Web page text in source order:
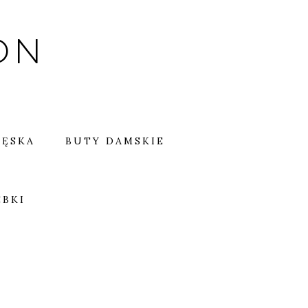
BUTY DAMSKIE